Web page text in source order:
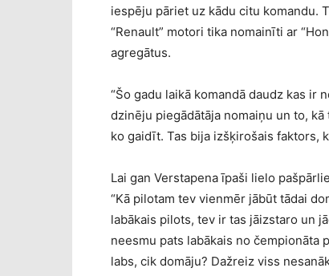
iespēju pāriet uz kādu citu komandu.
“Renault” motori tika nomainīti ar
agregātus.
“Šo gadu laikā komandā daudz kas ir
dzinēju piegādātāja nomaiņu un to,
ko gaidīt. Tas bija izšķirošais faktors,
Lai gan Verstapena īpaši lielo
“Kā pilotam tev vienmēr jābūt tādai
labākais pilots, tev ir tas jāizstaro un
neesmu pats labākais no čempionāta
labs, cik domāju? Dažreiz viss